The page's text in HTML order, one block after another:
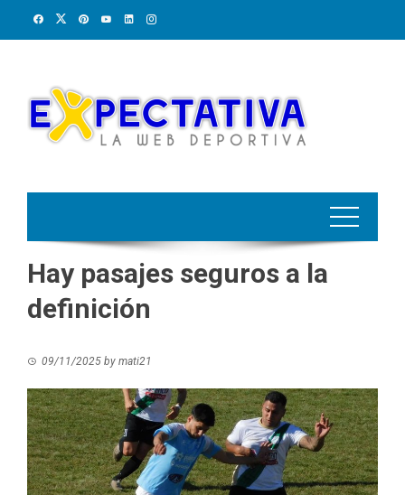
Hay pasajes seguros a la
definición
09/11/2025 by mati21